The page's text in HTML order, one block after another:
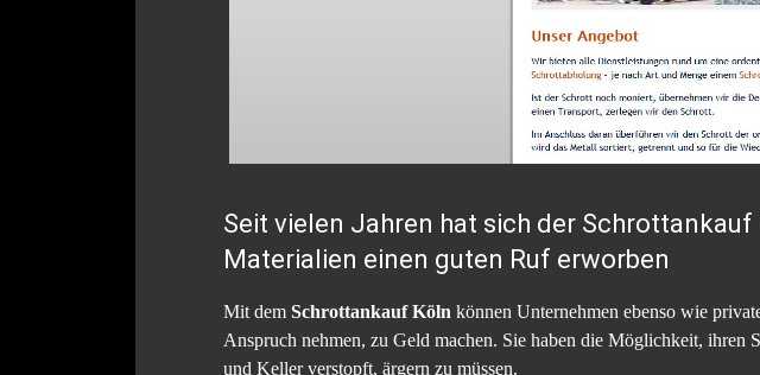
Seit vielen Jahren hat sich der
Materialien einen guten Ruf erworben
Mit dem Schrottankauf Köln können Unternehmen ebenso wie
Anspruch nehmen, zu Geld machen. Sie haben die Möglichkeit,
und Keller verstopft, ärgern zu müssen.